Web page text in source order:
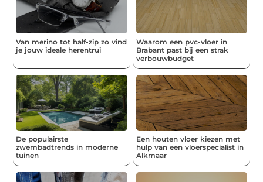
Van merino tot half-zip zo vind
je jouw ideale herentrui
Waarom een pvc-vloer in
Brabant past bij een strak
verbouwbudget
De populairste
zwembadtrends in moderne
tuinen
Een houten vloer kiezen met
hulp van een vloerspecialist in
Alkmaar